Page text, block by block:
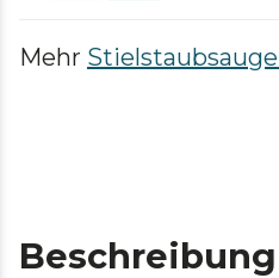
Mehr
Beschreibung